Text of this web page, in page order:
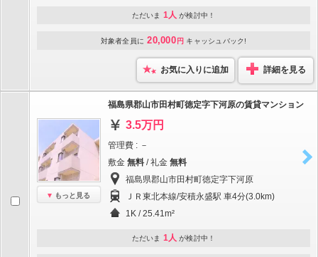
ただいま 1人 が検討中！
対象者全員に 20,000 円 キャッシュバック!
お気に入りに追加 詳細を見る
もっと見る
福島県郡山市田村町徳定字下河原の賃貸マンション
3.5万円
管理費 : －
敷金 無料 / 礼金 無料
福島県郡山市田村町徳定字下河原
ＪＲ東北本線/安積永盛駅 車4分(3.0km)
1K / 25.41m²
ただいま 1人 が検討中！